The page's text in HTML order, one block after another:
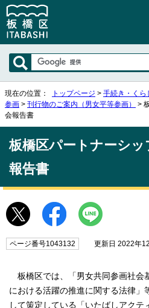
現在の位置： トップページ > 手続き・くら
参画 > 刊行物のご案内（男女平等参画）
>
会報告書
板橋区パートナーシッ
報告書
ページ番号1043132 更新日 2022年12
板橋区では、「男女共同参画社会
における活躍の推進に関する法律」
して策定している「いたばしアクテ